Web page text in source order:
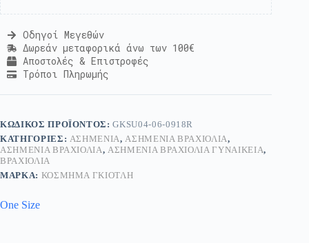
Οδηγοί Μεγεθών
Δωρεάν μεταφορικά άνω των 100€
Αποστολές & Επιστροφές
Τρόποι Πληρωμής
ΚΩΔΙΚΌΣ ΠΡΟΪΌΝΤΟΣ:GKSU04-06-0918R
ΚΑΤΗΓΟΡΊΕΣ: ΑΣΗΜΈΝΙΑ,ΑΣΗΜΈΝΙΑ ΒΡΑΧΙΌΛΙΑ,
ΑΣΗΜΈΝΙΑ ΒΡΑΧΙΌΛΙΑ,ΑΣΗΜΈΝΙΑ ΒΡΑΧΙΌΛΙΑ ΓΥΝΑΙΚΕΊΑ,
ΒΡΑΧΙΌΛΙΑ
ΜΆΡΚΑ: ΚΟΣΜΗΜΑ ΓΚΙΟΤΛΗ
One Size